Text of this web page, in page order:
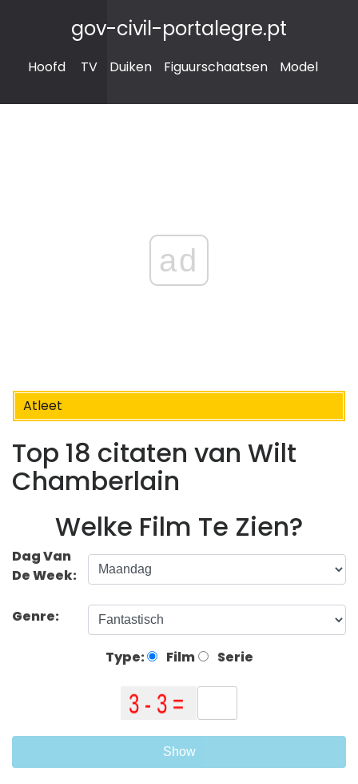
gov-civil-portalegre.pt
Hoofd TV Duiken Figuurschaatsen Model
ad
Atleet
Top 18 citaten van Wilt
Chamberlain
Welke Film Te Zien?
Dag Van
De Week:
Genre:
Type: Film Serie
Show